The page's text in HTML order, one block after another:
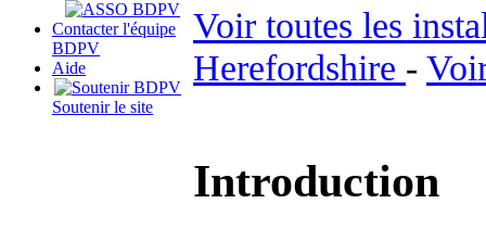
Contacter l'équipe
BDPV
Aide
Soutenir le site
Voir toutes les
Herefordshire -
Introduction